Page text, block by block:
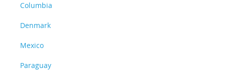
Columbia
Denmark
Mexico
Paraguay